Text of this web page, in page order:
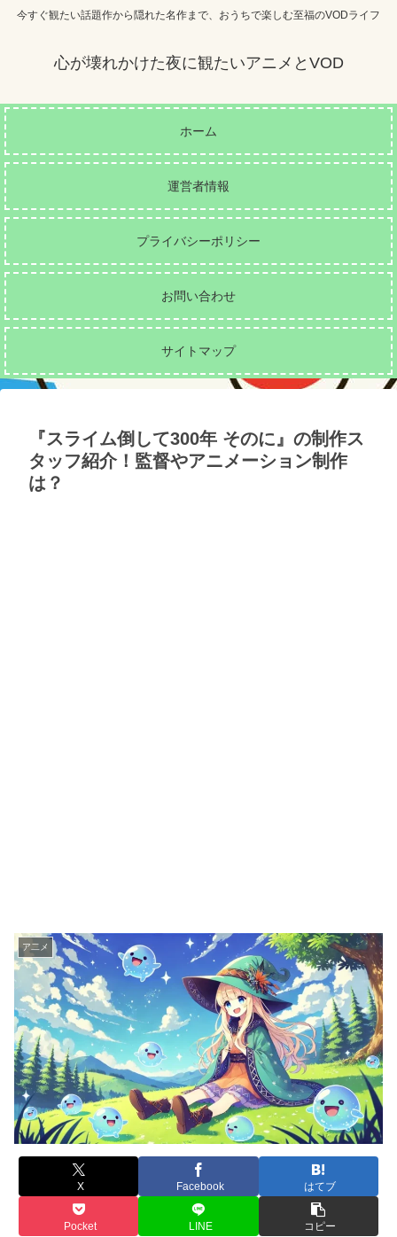
今すぐ観たい話題作から隠れた名作まで、おうちで楽しむ至福のVODライフ
心が壊れかけた夜に観たいアニメとVOD
ホーム
運営者情報
プライバシーポリシー
お問い合わせ
サイトマップ
『スライム倒して300年 そのに』の制作ス
タッフ紹介！監督やアニメーション制作
は？
ア二メ
X Facebook はてブ
Pocket LINE コピー